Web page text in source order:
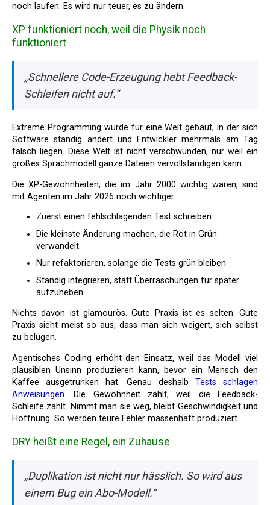
noch laufen. Es wird nur teuer, es zu ändern.
XP funktioniert noch, weil die Physik noch
funktioniert
„Schnellere Code-Erzeugung hebt Feedback-
Schleifen nicht auf.“
Extreme Programming wurde für eine Welt gebaut, in der sich
Software ständig ändert und Entwickler mehrmals am Tag
falsch liegen. Diese Welt ist nicht verschwunden, nur weil ein
großes Sprachmodell ganze Dateien vervollständigen kann.
Die XP-Gewohnheiten, die im Jahr 2000 wichtig waren, sind
mit Agenten im Jahr 2026 noch wichtiger:
Zuerst einen fehlschlagenden Test schreiben.
Die kleinste Änderung machen, die Rot in Grün
verwandelt.
Nur refaktorieren, solange die Tests grün bleiben.
Ständig integrieren, statt Überraschungen für später
aufzuheben.
Nichts davon ist glamourös. Gute Praxis ist es selten. Gute
Praxis sieht meist so aus, dass man sich weigert, sich selbst
zu belügen.
Agentisches Coding erhöht den Einsatz, weil das Modell viel
plausiblen Unsinn produzieren kann, bevor ein Mensch den
Kaffee ausgetrunken hat. Genau deshalb Tests schlagen
Anweisungen. Die Gewohnheit zählt, weil die Feedback-
Schleife zählt. Nimmt man sie weg, bleibt Geschwindigkeit und
Hoffnung. So werden teure Fehler massenhaft produziert.
DRY heißt eine Regel, ein Zuhause
„Duplikation ist nicht nur hässlich. So wird aus
einem Bug ein Abo-Modell.“